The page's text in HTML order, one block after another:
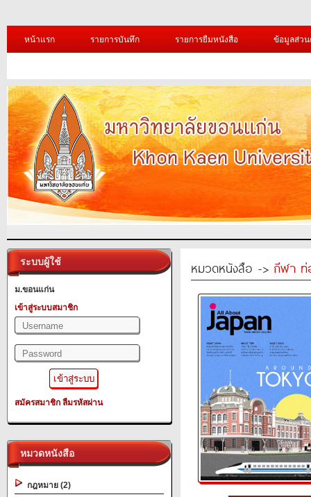
หน้าแรก รายการบันทึก รายการยืมหนังสือ ข้อมูลส่ว
ระบบผู้ใช้
ม.ขอนแก่น
เข้าสู่ระบบสมาชิก
สมัครสมาชิก ลืมรหัสผ่าน
หมวดหนังสือ
กฎหมาย (2)
หมวดหนังสือ -> กีฬา ท่